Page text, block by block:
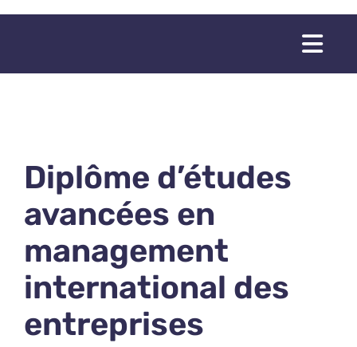
Diplôme d’études
avancées en
management
international des
entreprises